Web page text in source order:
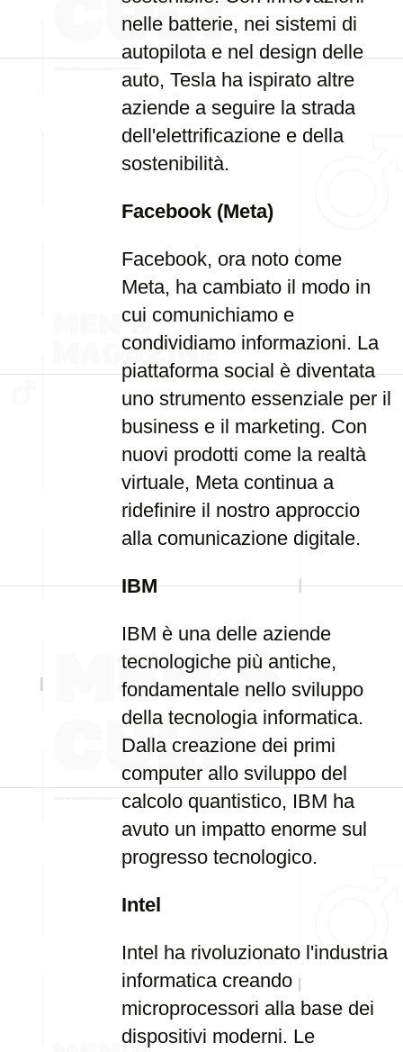
nelle batterie, nei sistemi di
autopilota e nel design delle
auto, Tesla ha ispirato altre
aziende a seguire la strada
dell'elettrificazione e della
sostenibilità.
Facebook (Meta)
Facebook, ora noto come
Meta, ha cambiato il modo in
cui comunichiamo e
condividiamo informazioni. La
piattaforma social è diventata
uno strumento essenziale per il
business e il marketing. Con
nuovi prodotti come la realtà
virtuale, Meta continua a
ridefinire il nostro approccio
alla comunicazione digitale.
IBM
IBM è una delle aziende
tecnologiche più antiche,
fondamentale nello sviluppo
della tecnologia informatica.
Dalla creazione dei primi
computer allo sviluppo del
calcolo quantistico, IBM ha
avuto un impatto enorme sul
progresso tecnologico.
Intel
Intel ha rivoluzionato l'industria
informatica creando
microprocessori alla base dei
dispositivi moderni. Le